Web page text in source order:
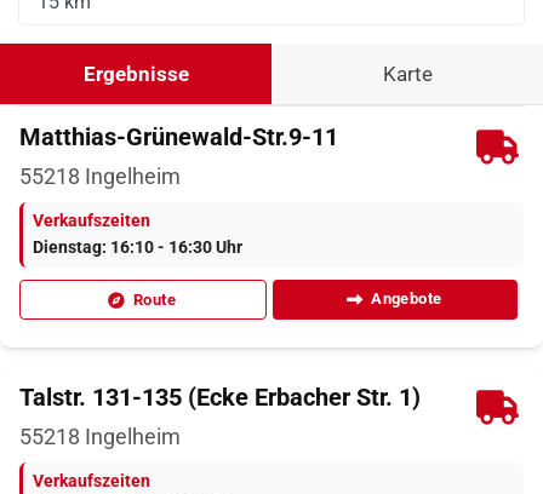
Ergebnisse Karte
Matthias-Grünewald-Str.9-11
55218 Ingelheim
Verkaufszeiten
Dienstag: 16:10 - 16:30 Uhr
Route Angebote
Talstr. 131-135 (Ecke Erbacher Str. 1)
55218 Ingelheim
Verkaufszeiten